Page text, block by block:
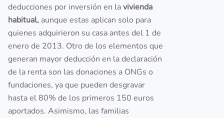
deducciones por inversión en lavivienda
habitual, aunque estas aplican solo para
quienes adquirieron su casa antes del 1 de
enero de 2013. Otro de los elementos que
generan mayor deducción en la declaración
de la renta son las donaciones a ONGs o
fundaciones, ya que pueden desgravar
hasta el 80% de los primeros 150 euros
aportados. Asimismo, las familias